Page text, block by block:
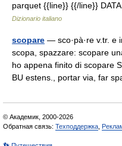
parquet {{line}} {{/line}}
Dizionario italiano
scopare — sco·pà·re v.tr. e
scopa, spazzare: scopare
ho appena finito di scopare
BU estens., portar via, far
© Академик, 2000-2026
Обратная связь: Техподдержка